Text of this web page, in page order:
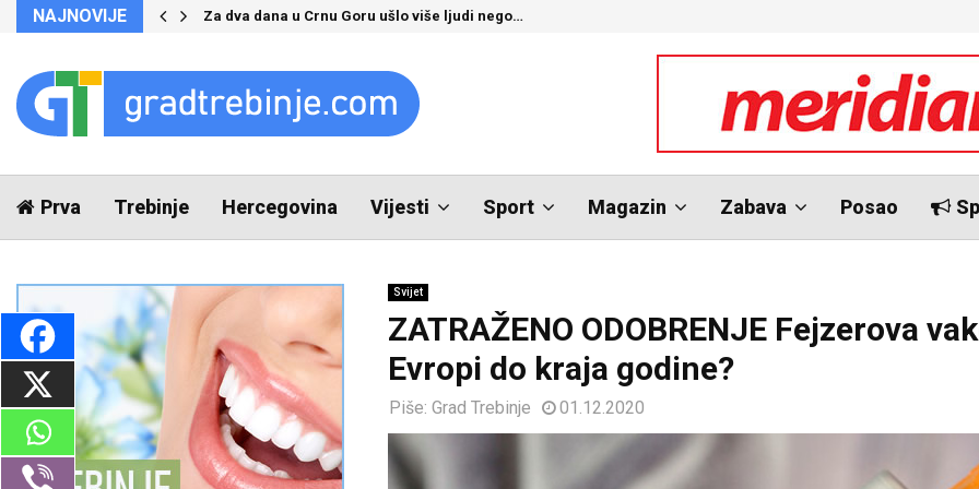
NAJNOVIJE Za dva dana u Crnu Goru ušlo više ljudi nego…
Prva Trebinje Hercegovina Vijesti Sport Magazin Zabava Posao
Svijet
ZATRAŽENO ODOBRENJE Fejzerova
Evropi do kraja godine?
Piše: Grad Trebinje 01.12.2020